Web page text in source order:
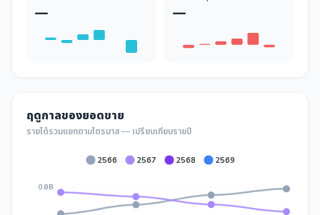
— —
ฤดูกาลของยอดขาย
รายได้รวมแยกตามไตรมาส — เปรียบเทียบรายปี
2566 2567 2568 2569
0.8B